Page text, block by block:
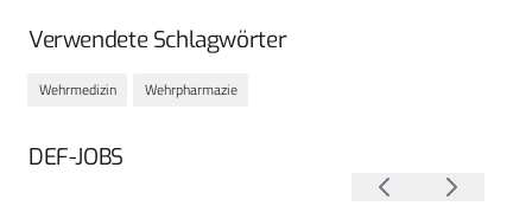
Verwendete Schlagwörter
Wehrmedizin Wehrpharmazie
DEF-JOBS